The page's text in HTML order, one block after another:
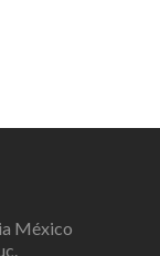
México